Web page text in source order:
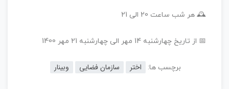
🕰️ هر شب ساعت 20 الی 21
📅 از تاریخ چهارشنبه 14 مهر الی چهارشنبه 21 مهر 1400
برچسب ها: اختر سازمان فضایی وبینار